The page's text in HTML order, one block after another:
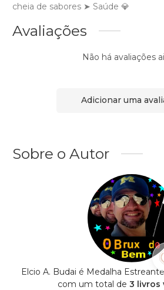
cheia de sabores ➤ Saúde 💎
Avaliações
Não há avaliações
Adicionar uma
Sobre o Autor
Elcio A. Budai é Medalha
com um total de 3 livros